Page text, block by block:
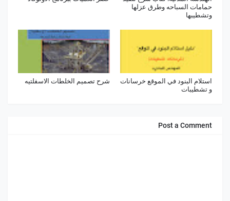
حمامات السباحه وطرق عزلها
وتشطيبها
استلام البنود في الموقع خرسانات
و تشطيبات
شرح تصميم الخلطات الاسفلتيه
Post a Comment